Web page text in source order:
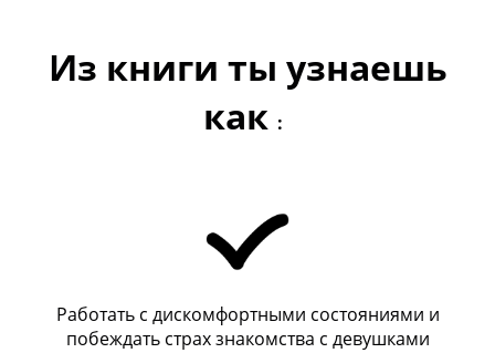
Из книги ты узнаешь
как :
Работать с дискомфортными состояниями и
побеждать страх знакомства с девушками